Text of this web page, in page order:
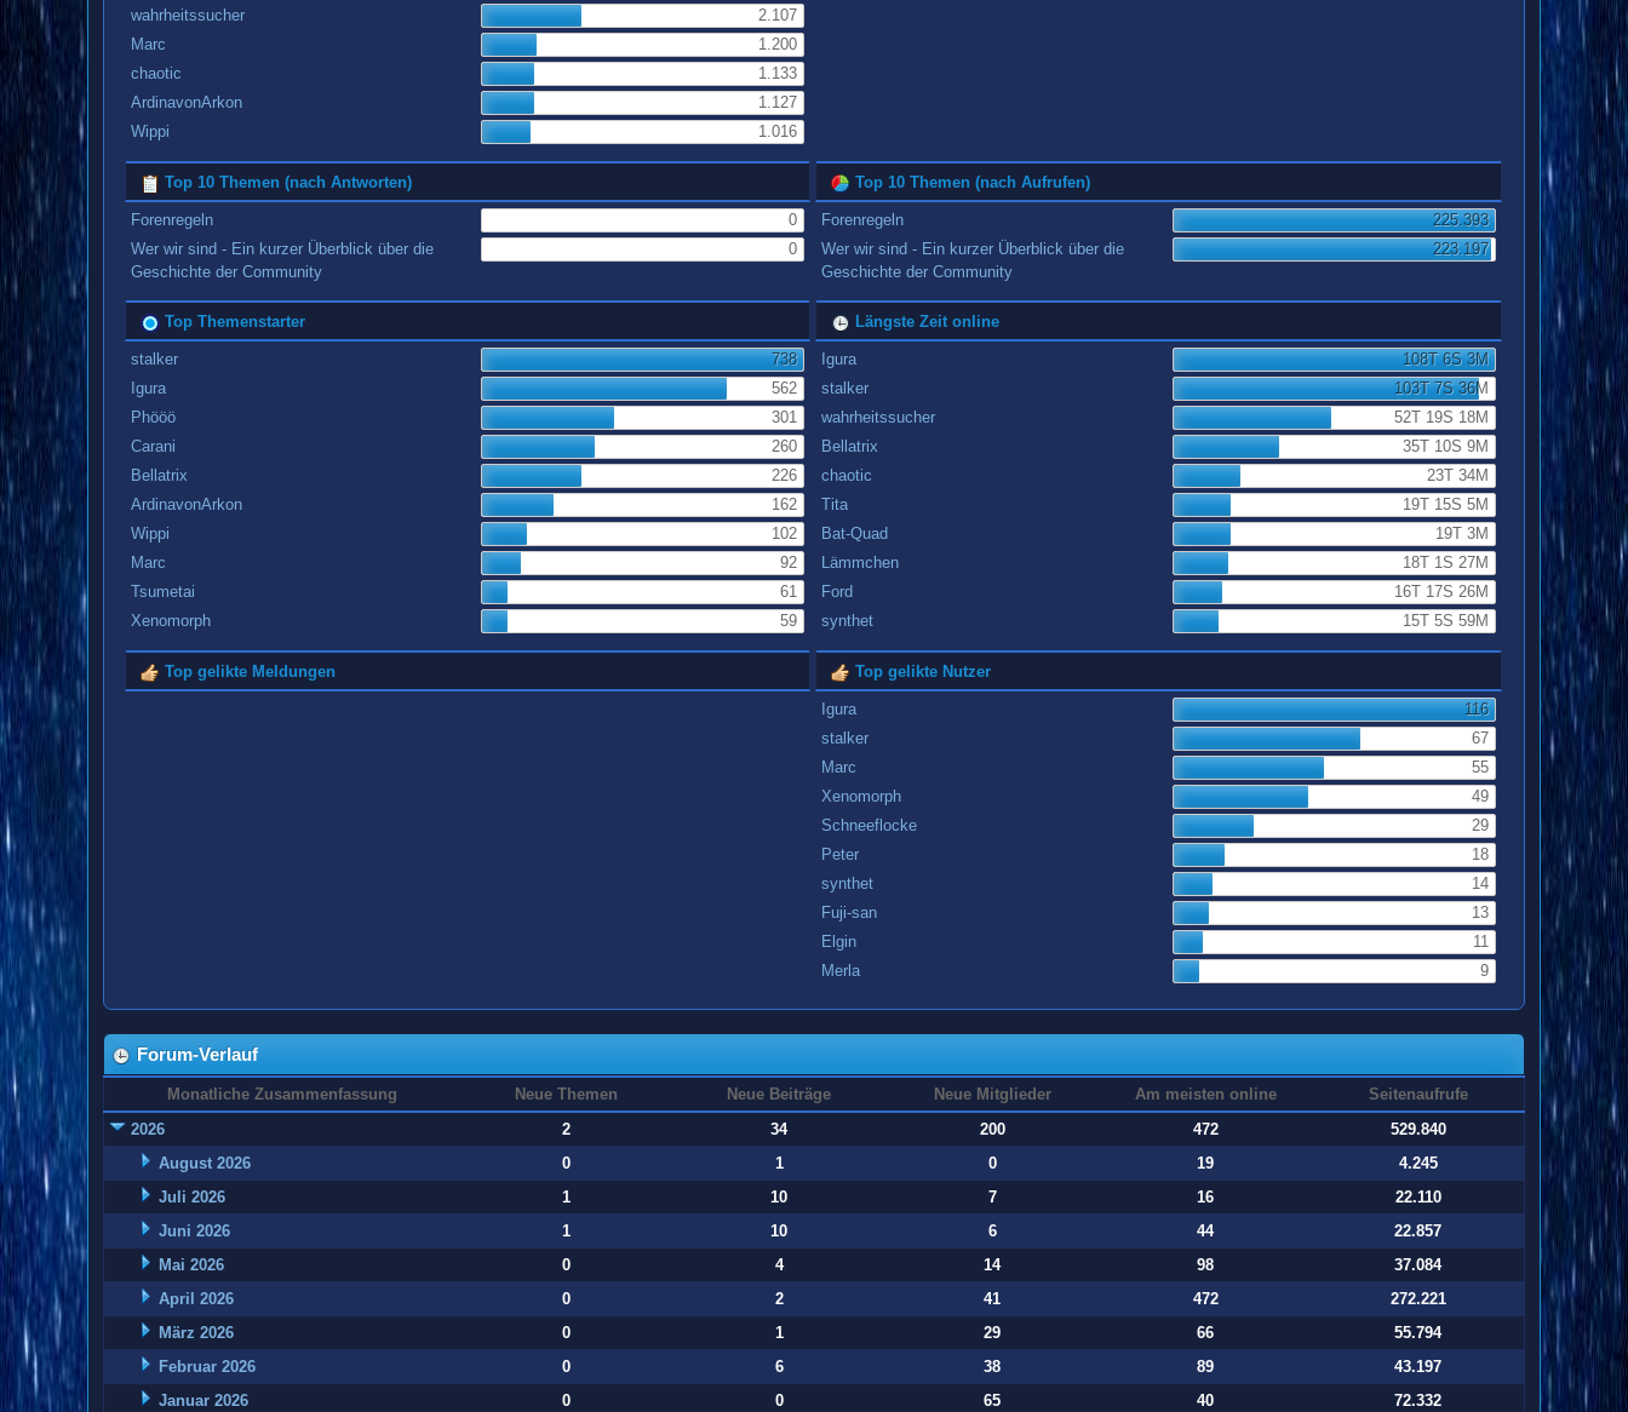
wahrheitssucher
2.107
Marc
1.200
chaotic
1.133
ArdinavonArkon
1.127
Wippi
1.016
Top 10 Themen (nach Antworten)
Forenregeln
0
Wer wir sind - Ein kurzer Überblick über die
Geschichte der Community
0
Top 10 Themen (nach Aufrufen)
Forenregeln
225.393
Wer wir sind - Ein kurzer Überblick über die
Geschichte der Community
223.197
Top Themenstarter
stalker
738
Igura
562
Phööö
301
Carani
260
Bellatrix
226
ArdinavonArkon
162
Wippi
102
Marc
92
Tsumetai
61
Xenomorph
59
Längste Zeit online
Igura
108T 6S 3M
stalker
103T 7S 36M
wahrheitssucher
52T 19S 18M
Bellatrix
35T 10S 9M
chaotic
23T 34M
Tita
19T 15S 5M
Bat-Quad
19T 3M
Lämmchen
18T 1S 27M
Ford
16T 17S 26M
synthet
15T 5S 59M
Top gelikte Meldungen Top gelikte Nutzer
Igura
116
stalker
67
Marc
55
Xenomorph
49
Schneeflocke
29
Peter
18
synthet
14
Fuji-san
13
Elgin
11
Merla
9
Forum-Verlauf
Monatliche Zusammenfassung Neue Themen Neue Beiträge Neue Mitglieder Am meisten online
Seitenaufrufe
2026
2 34 200 472
529.840
August 2026
0 1 0 19
4.245
Juli 2026
1 10 7 16
22.110
Juni 2026
1 10 6 44
22.857
Mai 2026
0 4 14 98
37.084
April 2026
0 2 41 472
272.221
März 2026
0 1 29 66
55.794
Februar 2026
0 6 38 89
43.197
Januar 2026
0 0 65 40
72.332